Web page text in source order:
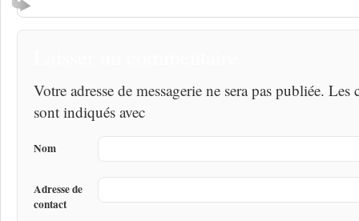
Votre adresse de messagerie ne sera pas publiée.
sont indiqués avec
Nom
Adresse de
contact